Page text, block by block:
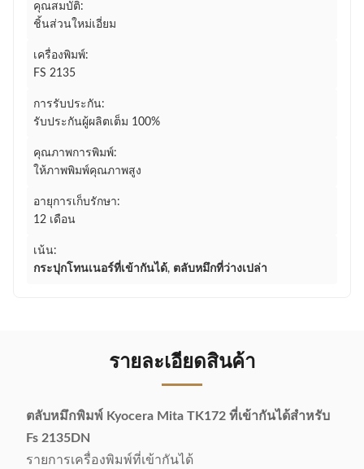
คุณสมบัติ:
ชิ้นส่วนใหม่เอี่ยม
เครื่องพิมพ์:
FS 2135
การรับประกัน:
รับประกันผู้ผลิตเต็ม 100%
คุณภาพการพิมพ์:
ให้ภาพพิมพ์คุณภาพสูง
อายุการเก็บรักษา:
12 เดือน
เน้น:
กระปุกโทนเนอร์ที่เข้ากันได้, ตลับหมึกที่ว่างเปล่า
รายละเอียดสินค้า
ตลับหมึกพิมพ์ Kyocera Mita TK172 ที่เข้ากันได้สำหรับ
Fs 2135DN
รายการเครื่องพิมพ์ที่เข้ากันได้